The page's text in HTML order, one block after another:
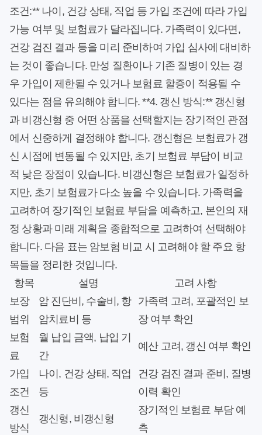
조건:** 나이, 건강 상태, 직업 등 가입 조건에 따라 가입
가능 여부 및 보험료가 달라집니다. 가족력이 있다면,
건강 검진 결과 등을 미리 준비하여 가입 심사에 대비하
는 것이 좋습니다. 만성 질환이나 기존 질병이 있는 경
우 가입이 제한될 수 있거나 보험료 할증이 적용될 수
있다는 점을 유의해야 합니다. **4. 갱신 방식:** 갱신형
과 비갱신형 중 어떤 상품을 선택할지는 장기적인 관점
에서 신중하게 결정해야 합니다. 갱신형은 보험료가 갱
신 시점에 변동될 수 있지만, 초기 보험료 부담이 비교
적 낮은 장점이 있습니다. 비갱신형은 보험료가 일정하
지만, 초기 보험료가 다소 높을 수 있습니다. 가족력을
고려하여 장기적인 보험료 부담을 예측하고, 본인의 재
정 상황과 미래 계획을 종합적으로 고려하여 선택해야
합니다. 다음 표는 암보험 비교 시 고려해야 할 주요 항
목들을 정리한 것입니다.
항목
설명
고려 사항
보장
범위
암 진단비, 수술비, 항
암치료비 등
가족력 고려, 포괄적인 보
장 여부 확인
보험
료
월 납입 금액, 납입 기
간
예산 고려, 갱신 여부 확인
가입
조건
나이, 건강 상태, 직업
등
건강 검진 결과 준비, 질병
이력 확인
갱신
방식
갱신형, 비갱신형
장기적인 보험료 부담 예
측